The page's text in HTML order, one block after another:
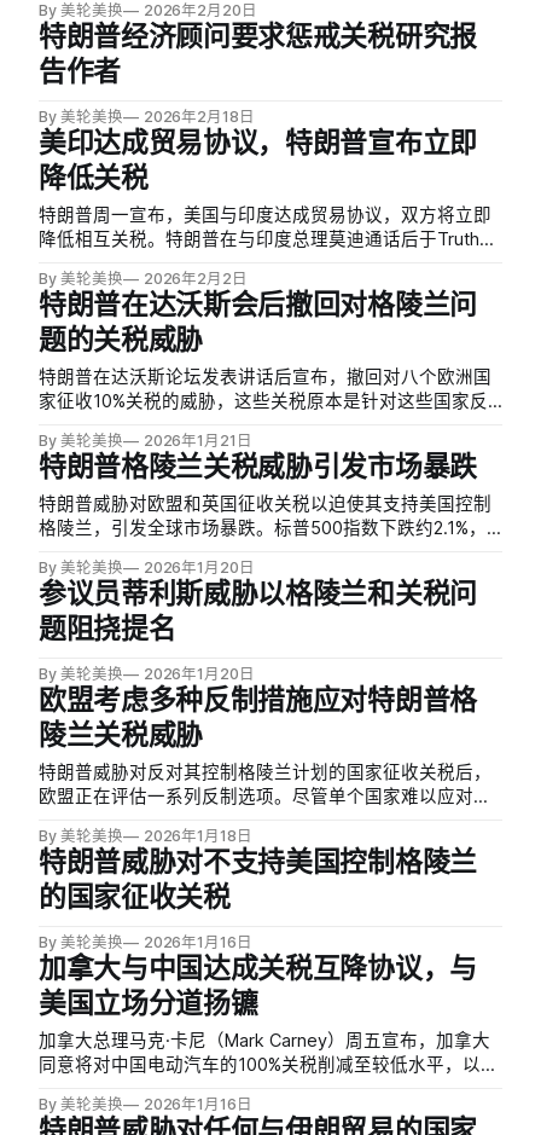
绪激动，猛烈抨击这一裁决是「可耻之举」，并宣布将在
未来数日内依据第122条款，对所有进口商品征收临时性
10%全球关税…
By 美轮美换 2026年2月20日
特朗普经济顾问要求惩戒关税研究报
告作者
By 美轮美换 2026年2月18日
美印达成贸易协议，特朗普宣布立即
降低关税
特朗普周一宣布，美国与印度达成贸易协议，双方将立即
降低相互关税。特朗普在与印度总理莫迪通话后于Truth
承诺减少购买俄罗斯石油，转而从美国甚至委内瑞拉采购
更多能源。
By 美轮美换 2026年2月2日
特朗普在达沃斯会后撤回对格陵兰问
题的关税威胁
特朗普在达沃斯论坛发表讲话后宣布，撤回对八个欧洲国
家征收10%关税的威胁，这些关税原本是针对这些国家反
长马克·吕特（Mark Rutte）举行了「非常富有成效的会
议」，双方就格陵兰问题达成了「未来协议框架」。
By 美轮美换 2026年1月21日
特朗普格陵兰关税威胁引发市场暴跌
特朗普威胁对欧盟和英国征收关税以迫使其支持美国控制
格陵兰，引发全球市场暴跌。标普500指数下跌约2.1%，
2.4%，道琼斯下跌870点。单日蒸发市值超过1.2万亿美
元。
By 美轮美换 2026年1月20日
参议员蒂利斯威胁以格陵兰和关税问
题阻挠提名
By 美轮美换 2026年1月20日
欧盟考虑多种反制措施应对特朗普格
陵兰关税威胁
特朗普威胁对反对其控制格陵兰计划的国家征收关税后，
欧盟正在评估一系列反制选项。尽管单个国家难以应对
国施压成本。欧盟已准备了价值超过1000亿美元的美国商
品清单，可对其征收报复性关税，并有权暂停与美国的贸
易协议部分条款。
By 美轮美换 2026年1月18日
特朗普威胁对不支持美国控制格陵兰
的国家征收关税
By 美轮美换 2026年1月16日
加拿大与中国达成关税互降协议，与
美国立场分道扬镳
加拿大总理马克·卡尼（Mark Carney）周五宣布，加拿大
同意将对中国电动汽车的100%关税削减至较低水平，以换
美国在对华贸易政策上出现重大分歧。
By 美轮美换 2026年1月16日